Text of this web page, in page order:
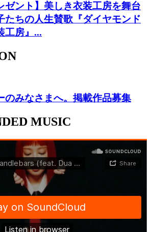
ゼント】美しき衣装工房を舞台
たちの人生賛歌『ダイヤモンド
工房』...
のみなさまへ。掲載作品募集
MUSIC